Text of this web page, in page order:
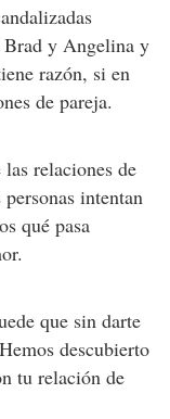
Brad y Angelina y
razón, si en
de pareja.
relaciones de
intentan
qué pasa
que sin darte
descubierto
tu relación de